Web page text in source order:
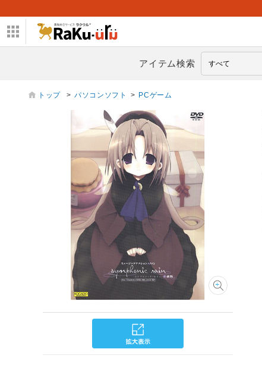
アイテム検索
トップ > パソコンソフト > PCゲーム